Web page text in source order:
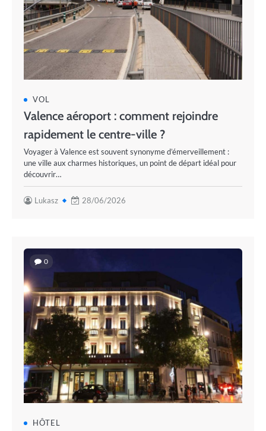
VOL
Valence aéroport : comment rejoindre
rapidement le centre-ville ?
Voyager à Valence est souvent synonyme d’émerveillement :
une ville aux charmes historiques, un point de départ idéal pour
découvrir…
Lukasz 28/06/2026
0
HÔTEL